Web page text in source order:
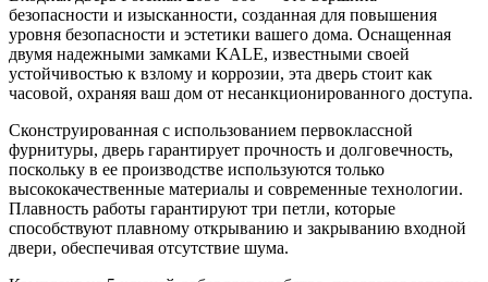
безопасности и изысканности, созданная для повышения
уровня безопасности и эстетики вашего дома. Оснащенная
двумя надежными замками KALE, известными своей
устойчивостью к взлому и коррозии, эта дверь стоит как
часовой, охраняя ваш дом от несанкционированного доступа.
Сконструированная с использованием первоклассной
фурнитуры, дверь гарантирует прочность и долговечность,
поскольку в ее производстве используются только
высококачественные материалы и современные технологии.
Плавность работы гарантируют три петли, которые
способствуют плавному открыванию и закрыванию входной
двери, обеспечивая отсутствие шума.